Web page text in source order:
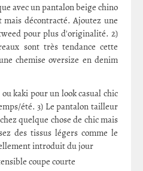
avec un pantalon beige chino
décontracté. Ajoutez une
pour plus d'originalité. 2)
sont très tendance cette
chemise oversize en denim
kaki pour un look casual chic
été. 3) Le pantalon tailleur
quelque chose de chic mais
des tissus légers comme le
introduit du jour
coupe courte